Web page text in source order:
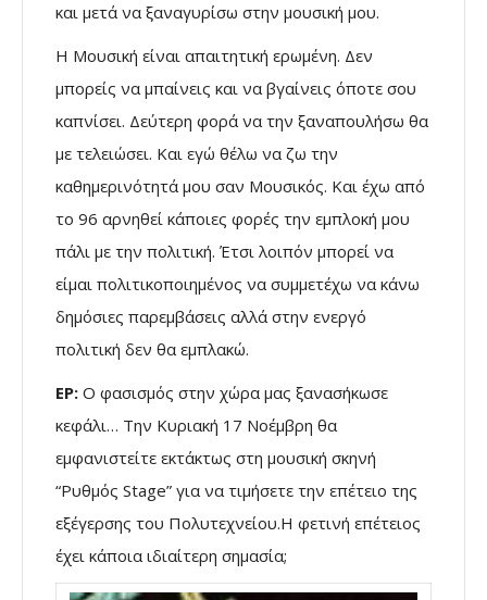
και μετά να ξαναγυρίσω στην μουσική μου.
Η Μουσική είναι απαιτητική ερωμένη. Δεν
μπορείς να μπαίνεις και να βγαίνεις όποτε σου
καπνίσει. Δεύτερη φορά να την ξαναπουλήσω θα
με τελειώσει. Και εγώ θέλω να ζω την
καθημερινότητά μου σαν Μουσικός. Και έχω από
το 96 αρνηθεί κάποιες φορές την εμπλοκή μου
πάλι με την πολιτική. Έτσι λοιπόν μπορεί να
είμαι πολιτικοποιημένος να συμμετέχω να κάνω
δημόσιες παρεμβάσεις αλλά στην ενεργό
πολιτική δεν θα εμπλακώ.
ΕΡ: Ο φασισμός στην χώρα μας ξανασήκωσε
κεφάλι… Την Κυριακή 17 Νοέμβρη θα
εμφανιστείτε εκτάκτως στη μουσική σκηνή
“Ρυθμός Stage” για να τιμήσετε την επέτειο της
εξέγερσης του Πολυτεχνείου.Η φετινή επέτειος
έχει κάποια ιδιαίτερη σημασία;